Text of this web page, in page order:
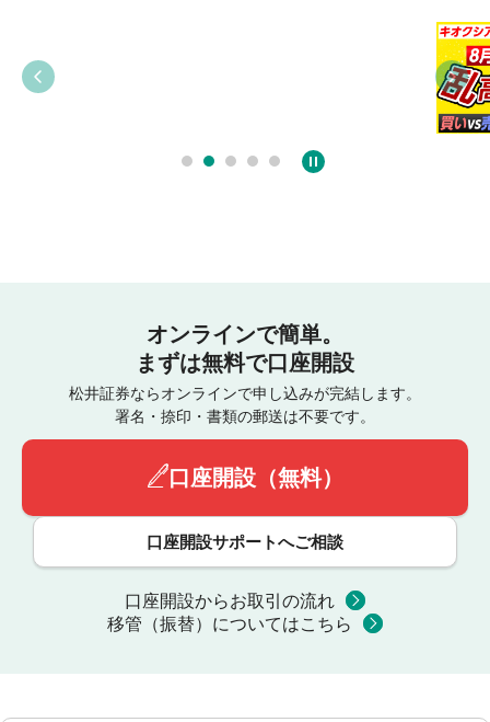
オンラインで簡単。
まずは無料で口座開設
松井証券ならオンラインで申し込みが完結します。
署名・捺印・書類の郵送は不要です。
口座開設（無料）
口座開設サポートへご相談
口座開設からお取引の流れ
移管（振替）についてはこちら